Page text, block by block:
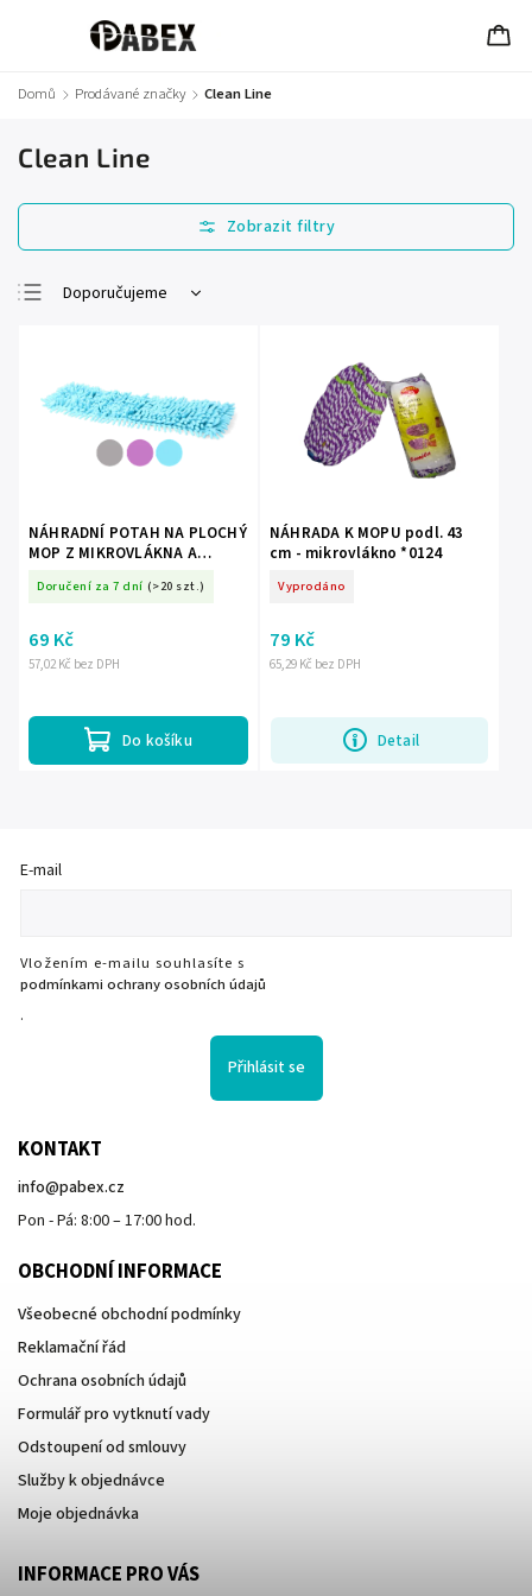
Domů / Prodávané značky / Clean Line
Clean Line
Doporučujeme
Nejprodávanější
Abecedně
NÁHRADNÍ POTAH NA PLOCHÝ
MOP Z MIKROVLÁKNA A
Doručení za 7 dní (>20 szt.)
57,02 Kč bez DPH
69 Kč
Do košíku
NÁHRADA K MOPU podl. 43
cm - mikrovlákno *0124
Vyprodáno
65,29 Kč bez DPH
79 Kč
Detail
E-mail
Vložením e-mailu souhlasíte s
podmínkami ochrany osobních údajů
.
Přihlásit se
KONTAKT
info@pabex.cz
Pon - Pá: 8:00 – 17:00 hod.
OBCHODNÍ INFORMACE
Všeobecné obchodní podmínky
Reklamační řád
Ochrana osobních údajů
Formulář pro vytknutí vady
Odstoupení od smlouvy
Služby k objednávce
Moje objednávka
INFORMACE PRO VÁS